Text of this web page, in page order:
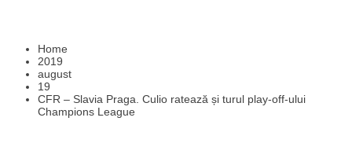
Home
2019
august
19
CFR – Slavia Praga. Culio ratează și turul play-off-ului
Champions League